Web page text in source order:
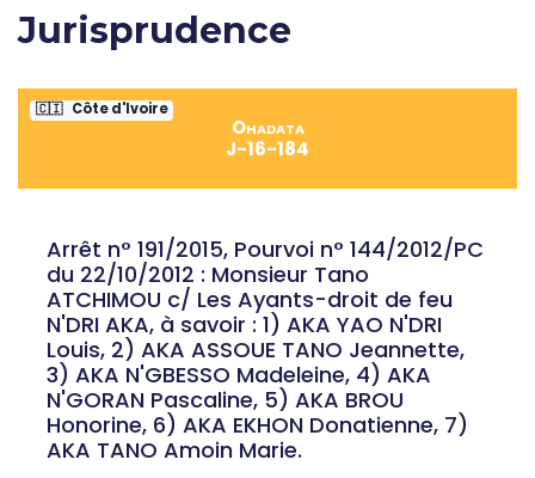
Jurisprudence
🇨🇮 Côte d'Ivoire
Ohadata
J-16-184
Arrêt n° 191/2015, Pourvoi n° 144/2012/PC
du 22/10/2012 : Monsieur Tano
ATCHIMOU c/ Les Ayants-droit de feu
N'DRI AKA, à savoir : 1) AKA YAO N'DRI
Louis, 2) AKA ASSOUE TANO Jeannette,
3) AKA N'GBESSO Madeleine, 4) AKA
N'GORAN Pascaline, 5) AKA BROU
Honorine, 6) AKA EKHON Donatienne, 7)
AKA TANO Amoin Marie.